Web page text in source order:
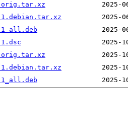
1.debian.tar.xz
1_all.deb
1.debian.tar.xz
1_all.deb